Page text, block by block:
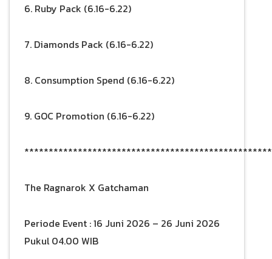
6. Ruby Pack (6.16-6.22)
7. Diamonds Pack (6.16-6.22)
8. Consumption Spend (6.16-6.22)
9. GOC Promotion (6.16-6.22)
The Ragnarok X Gatchaman
Periode Event : 16 Juni 2026 – 26 Juni 2026
Pukul 04.00 WIB